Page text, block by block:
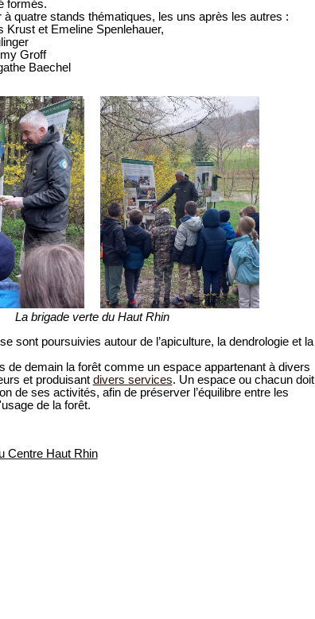
formés.
à quatre stands thématiques, les uns après les autres :
et Emeline Spenlehauer,
Groff
Baechel
La brigade verte du Haut Rhin
sont poursuivies autour de l’apiculture, la dendrologie et la
de demain la forêt comme un espace appartenant à divers
et produisant divers services. Un espace ou chacun doit
de ses activités, afin de préserver l’équilibre entre les
de la forêt.
Centre Haut Rhin